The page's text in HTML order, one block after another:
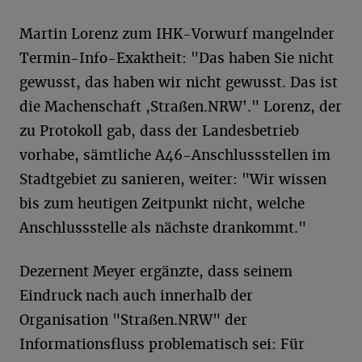
Martin Lorenz zum IHK-Vorwurf mangelnder
Termin-Info-Exaktheit: "Das haben Sie nicht
gewusst, das haben wir nicht gewusst. Das ist
die Machenschaft ,Straßen.NRW'." Lorenz, der
zu Protokoll gab, dass der Landesbetrieb
vorhabe, sämtliche A46-Anschlussstellen im
Stadtgebiet zu sanieren, weiter: "Wir wissen
bis zum heutigen Zeitpunkt nicht, welche
Anschlussstelle als nächste drankommt."
Dezernent Meyer ergänzte, dass seinem
Eindruck nach auch innerhalb der
Organisation "Straßen.NRW" der
Informationsfluss problematisch sei: Für